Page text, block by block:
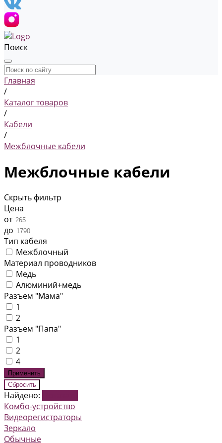
Поиск
Главная
/
Каталог товаров
/
Кабели
/
Межблочные кабели
Межблочные кабели
Скрыть фильтр
Цена
от
до
Тип кабеля
Межблочный
Материал проводников
Медь
Алюминий+медь
Разъем "Мама"
1
2
Разъем "Папа"
1
2
4
Найдено:
Комбо-устройство
Видеорегистраторы
Зеркало
Обычные